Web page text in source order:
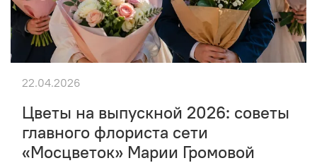
Цветы на выпускной 2026: советы
главного флориста сети
«Мосцветок» Марии Громовой
22.04.2026